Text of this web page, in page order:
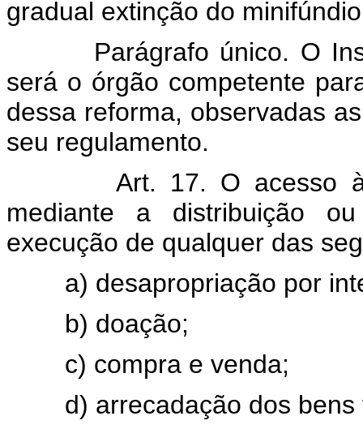
gradual extinção do
Parágrafo único. O
será o órgão competente
dessa reforma, observadas
seu regulamento.
Art. 17. O acesso
mediante a distribuição
execução de qualquer das
a) desapropriação por
b) doação;
c) compra e venda;
d) arrecadação dos bens